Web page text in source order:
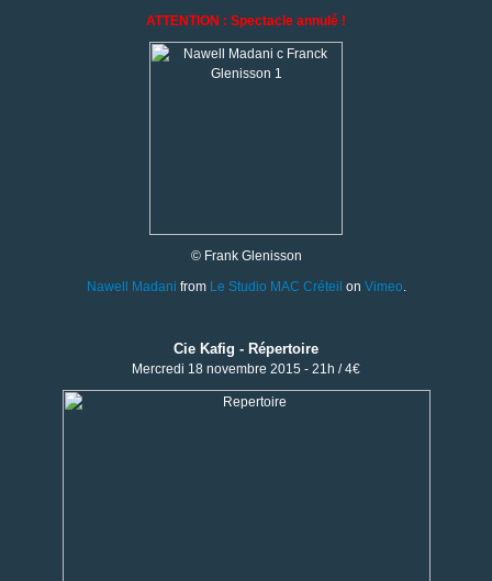
ATTENTION : Spectacle annulé !
© Frank Glenisson
Nawell Madani from Le Studio MAC Créteil on Vimeo.
Cie Kafig - Répertoire
Mercredi 18 novembre 2015 - 21h / 4€